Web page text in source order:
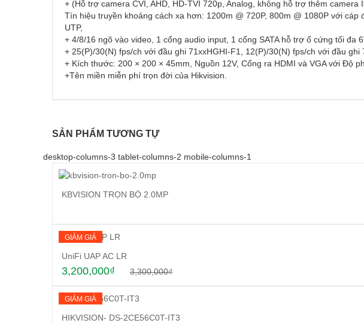
+ (Hỗ trợ camera CVI, AHD, HD-TVI 720p, Analog, không hỗ trợ thêm
Tín hiệu truyền khoảng cách xa hơn: 1200m @ 720P, 800m @ 1080P với
UTP,
+ 4/8/16 ngõ vào video, 1 cổng audio input, 1 cổng SATA hỗ trợ ổ cứng tối đa
+ 25(P)/30(N) fps/ch với đầu ghi 71xxHGHI-F1, 12(P)/30(N) fps/ch với đầu ghi
+ Kích thước: 200 × 200 × 45mm, Nguồn 12V, Cổng ra HDMI và VGA với Độ
+Tên miền miễn phí trọn đời của Hikvision.
SẢN PHẨM TƯƠNG TỰ
desktop-columns-3 tablet-columns-2 mobile-columns-1
KBVISION TRỌN BỘ 2.0MP
GIẢM GIÁ
UniFi UAP AC LR
3,300,000₫
3,200,000₫
GIẢM GIÁ
HIKVISION- DS-2CE56C0T-IT3